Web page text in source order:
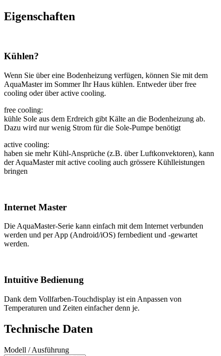
Eigenschaften
Kühlen?
Wenn Sie über eine Bodenheizung verfügen, können Sie mit dem
AquaMaster im Sommer Ihr Haus kühlen. Entweder über free
cooling oder über active cooling.
free cooling:
kühle Sole aus dem Erdreich gibt Kälte an die Bodenheizung ab.
Dazu wird nur wenig Strom für die Sole-Pumpe benötigt
active cooling:
haben sie mehr Kühl-Ansprüche (z.B. über Luftkonvektoren), kann
der AquaMaster mit active cooling auch grössere Kühlleistungen
bringen
Internet Master
Die AquaMaster-Serie kann einfach mit dem Internet verbunden
werden und per App (Android/iOS) fernbedient und -gewartet
werden.
Intuitive Bedienung
Dank dem Vollfarben-Touchdisplay ist ein Anpassen von
Temperaturen und Zeiten einfacher denn je.
Technische Daten
Modell / Ausführung